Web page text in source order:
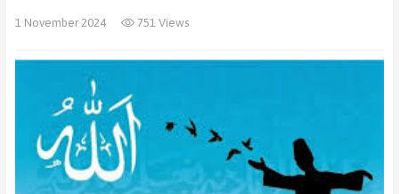
1 November 2024 751 Views